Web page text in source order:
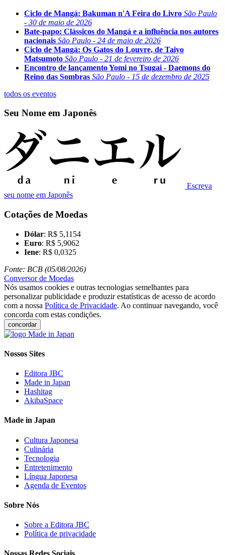
Ciclo de Mangá: Bakuman n'A Feira do Livro São Paulo
- 30 de maio de 2026
Bate-papo: Clássicos do Mangá e a influência nos autores
nacionais São Paulo - 24 de maio de 2026
Ciclo de Mangá: Os Gatos do Louvre, de Taiyo
Matsumoto São Paulo - 21 de fevereiro de 2026
Encontro de lançamento Yomi no Tsugai - Daemons do
Reino das Sombras São Paulo - 15 de dezembro de 2025
todos os eventos
Seu Nome em Japonês
Escreva
seu nome em Japonês
Cotações de Moedas
Dólar: R$ 5,1154
Euro: R$ 5,9062
Iene: R$ 0,0325
Fonte: BCB (05/08/2026)
Conversor de Moedas
Nós usamos cookies e outras tecnologias semelhantes para
personalizar publicidade e produzir estatísticas de acesso de acordo
com a nossa Política de Privacidade. Ao continuar navegando, você
concorda com estas condições.
concordar
Nossos Sites
Editora JBC
Made in Japan
Hashitag
AkibaSpace
Made in Japan
Cultura Japonesa
Culinária
Tecnologia
Entretenimento
Língua Japonesa
Agenda de Eventos
Sobre Nós
Sobre a Editora JBC
Política de privacidade